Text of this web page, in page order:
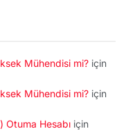
Mühendisi mi? için
Mühendisi mi? için
Otuma Hesabı için